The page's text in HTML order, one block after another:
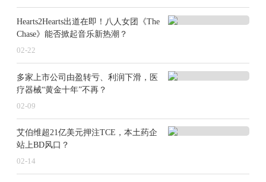
Hearts2Hearts出道在即！八人女团《The
Chase》能否掀起音乐新热潮？
02-22
多家上市公司由盈转亏、利润下滑，医
疗器械“黄金十年”不再？
02-09
艾伯维超21亿美元押注TCE，本土药企
站上BD风口？
02-14